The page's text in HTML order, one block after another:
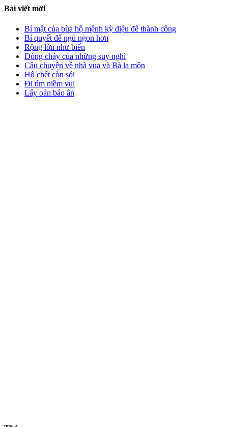
Bài viết mới
Bí mật của bùa hộ mệnh kỳ diệu để thành công
Bí quyết để ngủ ngon hơn
Rộng lớn như biển
Dòng chảy của những suy nghĩ
Câu chuyện về nhà vua và Bà la môn
Hổ chết còn sói
Đi tìm niềm vui
Lấy oán báo ân